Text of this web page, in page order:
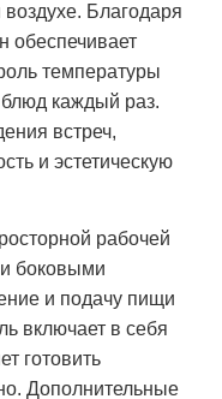
Благодаря
обеспечивает
температуры
каждый раз.
встреч,
и эстетическую
рабочей
боковыми
и подачу пищи
включает в себя
готовить
Дополнительные